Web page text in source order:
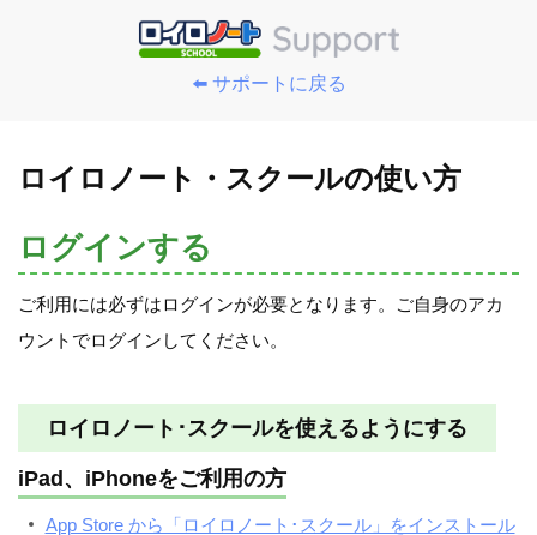
⬅️ サポートに戻る
ロイロノート・スクールの使い方
ログインする
ご利用には必ずはログインが必要となります。ご自身のアカ
ウントでログインしてください。
ロイロノート･スクールを使えるようにする
iPad、iPhoneをご利用の方
App Store から「ロイロノート･スクール」をインストール